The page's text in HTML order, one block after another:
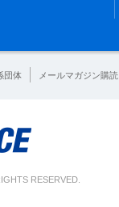
団体 メールマガジン購読
RESERVED.